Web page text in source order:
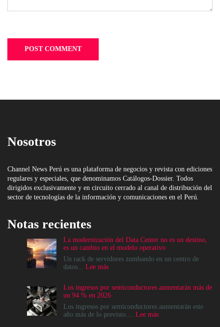
Nosotros
Channel News Perú es una plataforma de negocios y revista con ediciones
regulares y especiales, que denominamos Catálogos-Dossier. Todos
dirigidos exclusivamente y en circuito cerrado al canal de distribución del
sector de tecnologías de la información y comunicaciones en el Perú.
Notas recientes
La modernización del Data Center no es un destino,
es un cambio en el modelo operativo
Un rack de servidores zumbando en un centro de
datos... Lee más:
del
Data
Center
no
Los ingresos por semiconductores aumentarán más de
un 94 % en 2026
Los ingresos por semiconductores aumentarán este
año más de lo previsto.... Lee más: